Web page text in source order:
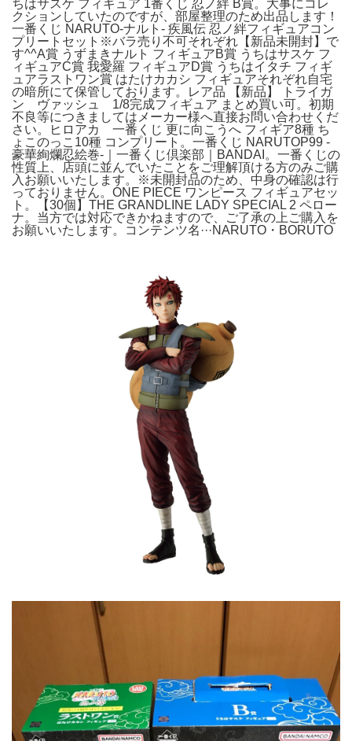
ちはサスケ フィギュア 1番くじ 忍ノ絆 B賞。大事にコレ
クションしていたのですが、部屋整理のため出品します！
一番くじ NARUTO-ナルト- 疾風伝 忍ノ絆フィギュアコン
プリートセット※バラ売り不可それぞれ【新品未開封】で
す^^A賞 うずまきナルト フィギュアB賞 うちはサスケ フ
ィギュアC賞 我愛羅 フィギュアD賞 うちはイタチ フィギ
ュアラストワン賞 はたけカカシ フィギュアそれぞれ自宅
の暗所にて保管しております。レア品 【新品】 トライガ
ン ヴァッシュ 1/8完成フィギュア まとめ買い可。初期
不良等につきましてはメーカー様へ直接お問い合わせくだ
さい。ヒロアカ 一番くじ 更に向こうへ フィギア8種 ち
ょこのっこ10種 コンプリート。一番くじ NARUTOP99 -
豪華絢爛忍絵巻-｜一番くじ倶楽部｜BANDAI。一番くじの
性質上、店頭に並んでいたことをご理解頂ける方のみご購
入お願いいたします。※未開封品のため、中身の確認は行
っておりません。ONE PIECE ワンピース フィギュアセッ
ト。【30個】THE GRANDLINE LADY SPECIAL 2 ペロー
ナ。当方では対応できかねますので、ご了承の上ご購入を
お願いいたします。コンテンツ名···NARUTO・BORUTO